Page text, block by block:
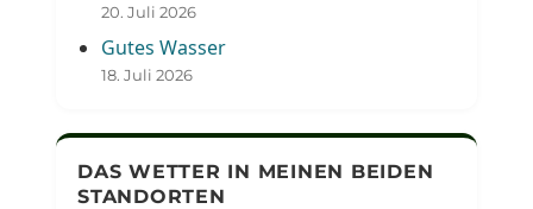
20. Juli 2026
Gutes Wasser
18. Juli 2026
DAS WETTER IN MEINEN BEIDEN
STANDORTEN